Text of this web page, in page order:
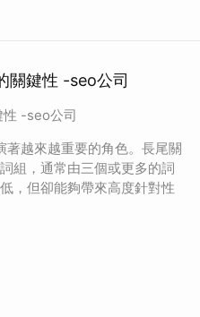
關鍵性 -seo公司
性 -seo公司
著越來越重要的角色。長尾關
組，通常由三個或更多的詞
，但卻能夠帶來高度針對性